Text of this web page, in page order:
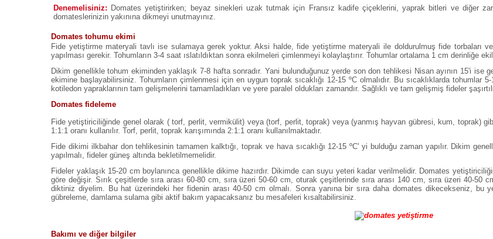
Denemelisiniz: Domates yetiştirirken; beyaz sinekleri uzak tutmak için Fransız kadife çiçeklerini, yaprak bitleri ve diğer
domateslerinizin yakınına dikmeyi unutmayınız.
Domates tohumu ekimi
Fide yetiştirme materyali tavlı ise sulamaya gerek yoktur. Aksi halde, fide yetiştirme materyali ile doldurulmuş fide torbaları
yapılması gerekir. Tohumların 3-4 saat ıslatıldıktan sonra ekilmeleri çimlenmeyi kolaylaştırır. Tohumlar ortalama 1 cm derinliğe
Dikim genellikle tohum ekiminden yaklaşık 7-8 hafta sonradır. Yani bulunduğunuz yerde son don tehlikesi Nisan ayının 15'i ise
ekimine başlayabilirsiniz. Tohumların çimlenmesi için en uygun toprak sıcaklığı 12-15 ºC olmalıdır. Bu sıcaklıklarda tohumlar
kotiledon yapraklarının tam gelişmelerini tamamladıkları ve yere paralel oldukları zamandır. Sağlıklı ve tam gelişmiş fideler
Domates fideleme
Fide yetiştiriciliğinde genel olarak ( torf, perlit, vermikülit) veya (torf, perlit, toprak) veya (yanmış hayvan gübresi, kum, toprak) gibi
1:1:1 oranı kullanılır. Torf, perlit, toprak karışımında 2:1:1 oranı kullanılmaktadır.
Fide dikimi ilkbahar don tehlikesinin tamamen kalktığı, toprak ve hava sıcaklığı 12-15 ºC' yi bulduğu zaman yapılır. Dikim
yapılmalı, fideler güneş altında bekletilmemelidir.
Fideler yaklaşık 15-20 cm boylanınca genellikle dikime hazırdır. Dikimde can suyu yeteri kadar verilmelidir. Domates
göre değişir. Sırık çeşitlerde sıra arası 60-80 cm, sıra üzeri 50-60 cm, oturak çeşitlerinde sıra arası 140 cm, sıra üzeri 40-50
diktiniz diyelim. Bu hat üzerindeki her fidenin arası 40-50 cm olmalı. Sonra yanına bir sıra daha domates dikecekseniz,
gübreleme, damlama sulama gibi aktif bakım yapacaksanız bu mesafeleri kısaltabilirsiniz.
Bakımı ve diğer bilgiler